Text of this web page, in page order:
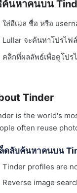
ค้นหาคนบน
ใส่อีเมล ชื่อ หรือ
Lullar จะค้นหาโปรไ
คลิกที่ผลลัพธ์เพื่อดูโป
Tinder
is the world's
often reuse
ดลับค้นหาคนบน
Tinder profiles are
Reverse image